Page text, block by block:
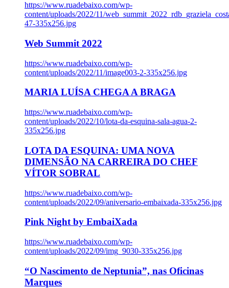
https://www.ruadebaixo.com/wp-
content/uploads/2022/11/
47-335x256.jpg
Web Summit 2022
https://www.ruadebaixo.com/wp-
content/uploads/2022/11/image003-2-335x256.jpg
MARIA LUÍSA CHEGA A BRAGA
https://www.ruadebaixo.com/wp-
content/uploads/2022/10/lota-da-esquina-sala-agua-2-
335x256.jpg
LOTA DA ESQUINA: UMA NOVA
DIMENSÃO NA CARREIRA DO CHEF
VÍTOR SOBRAL
https://www.ruadebaixo.com/wp-
content/uploads/2022/09/aniversario-embaixada-335x256.jpg
Pink Night by EmbaiXada
https://www.ruadebaixo.com/wp-
content/uploads/2022/09/img_9030-335x256.jpg
“O Nascimento de Neptunia”, nas Oficinas
Marques